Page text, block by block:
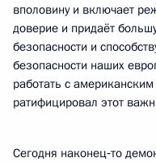
вполовину и включает
доверие и придаёт
безопасности и
безопасности наших
работать с
ратифицировал этот
Сегодня наконец‑то